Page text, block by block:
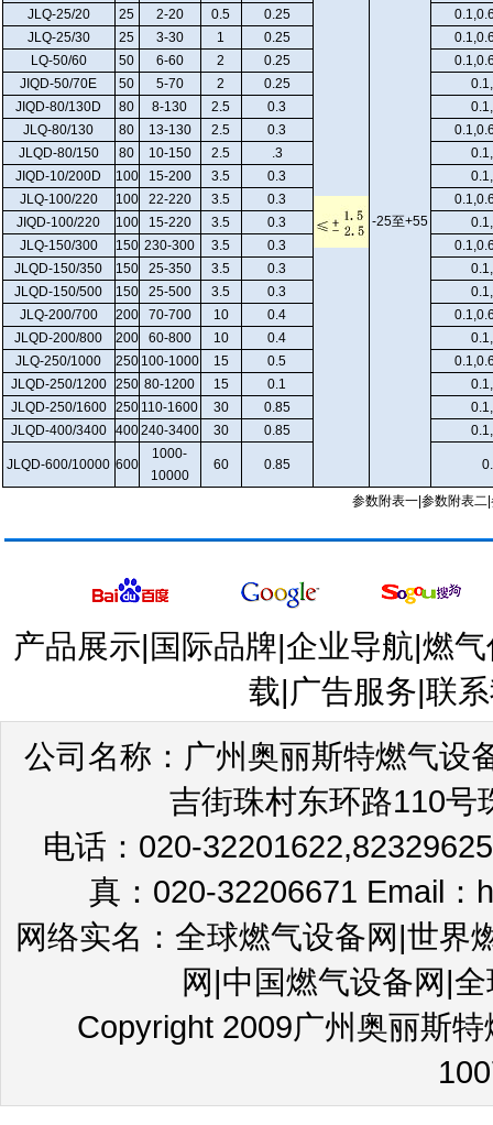
-25至+55
JLQ-25/20
25 2-20 0.5 0.25
JLQ-25/30
25 3-30 1 0.25
LQ-50/60
50 6-60 2 0.25
JIQD-50/70E
50 5-70 2 0.25
JIQD-80/130D
80 8-130 2.5 0.3
JLQ-80/130
80 13-130 2.5 0.3
JLQD-80/150
80 10-150 2.5 .3
JIQD-10/200D
100 15-200 3.5 0.3
JLQ-100/220
100 22-220 3.5 0.3
JIQD-100/220
100 15-220 3.5 0.3
JLQ-150/300
150 230-300 3.5 0.3
JLQD-150/350
150 25-350 3.5 0.3
JLQD-150/500
150 25-500 3.5 0.3
JLQ-200/700
200 70-700 10 0.4
JLQD-200/800
200 60-800 10 0.4
JLQ-250/1000
250 100-1000 15 0.5
JLQD-250/1200 250 80-1200 15 0.1
JLQD-250/1600 250 110-1600 30 0.85
JLQD-400/3400 400240-3400 30 0.85
JLQD-600/10000 600
1000-
10000
60 0.85
参数附表一 参数附表二
产品展示|国际品牌|企业导航|燃
载|广告服务|联
公司名称：广州奥丽斯特燃气设
吉街珠村东环路110号
电话：020-
真：020-32206671 Email
网络实名：全球燃气设备网|世界
网|中国燃气设备网|
Copyright 2009广州奥丽斯